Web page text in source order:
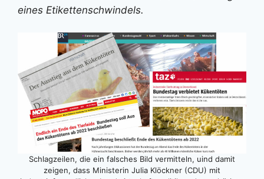
eines Etikettenschwindels.
Schlagzeilen, die ein falsches Bild vermitteln, uind damit
zeigen, dass Ministerin Julia Klöckner (CDU) mit